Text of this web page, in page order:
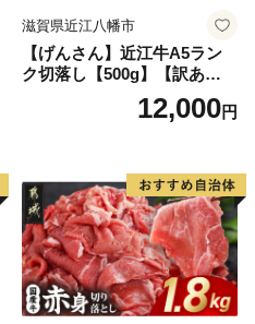
滋賀県近江八幡市
【げんさん】近江牛A5ラン
ク切落し【500g】【訳あり】
12,000円